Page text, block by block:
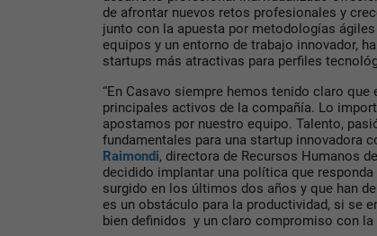
de afrontar nuevos retos profesionales y
junto con la apuesta por metodologías
equipos y un entorno de trabajo innovador,
startups más atractivas para perfiles
“En Casavo siempre hemos tenido claro
principales activos de la compañía. Lo
apostamos por nuestro equipo. Talento,
fundamentales para una startup innovadora
Raimondi, directora de Recursos Humanos de
decidido implantar una política que
surgido en los últimos dos años y que han
es un obstáculo para la productividad, si se
bien definidos y un claro compromiso con la